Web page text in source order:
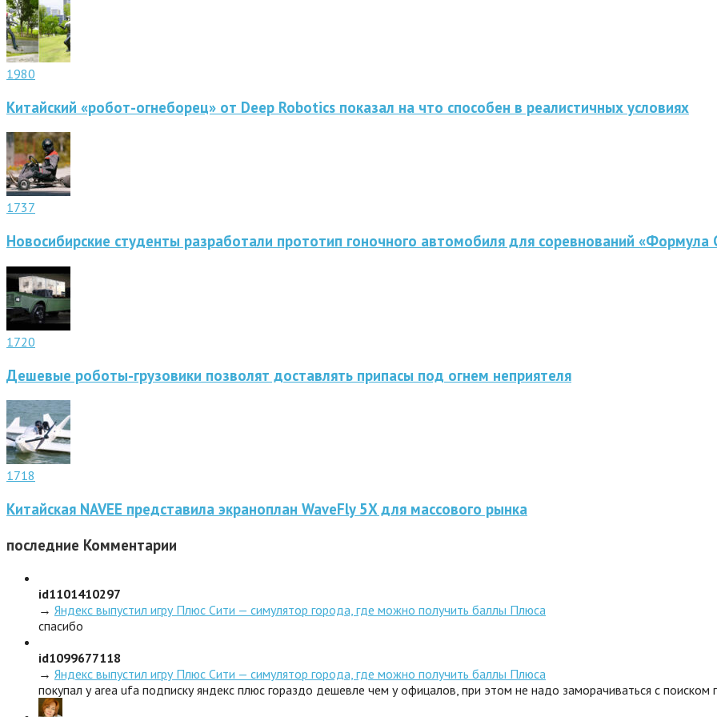
1980
Китайский «робот-огнеборец» от Deep Robotics показал на что способен в реалистичных условиях
1737
Новосибирские студенты разработали прототип гоночного автомобиля для соревнований «Формула
1720
Дешевые роботы-грузовики позволят доставлять припасы под огнем неприятеля
1718
Китайская NAVEE представила экраноплан WaveFly 5X для массового рынка
последние Комментарии
id1101410297
→ Яндекс выпустил игру Плюс Сити — симулятор города, где можно получить баллы Плюса
спасибо
id1099677118
→ Яндекс выпустил игру Плюс Сити — симулятор города, где можно получить баллы Плюса
покупал у area ufa подписку яндекс плюс гораздо дешевле чем у офицалов, при этом не надо заморачиваться с поиском